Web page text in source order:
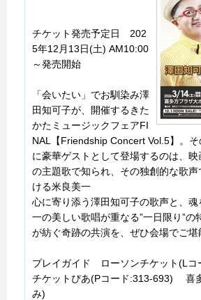
チケット発売予定日 202
5年12月13日(土) AM10:00
～発売開始
「会いたい」でお馴染み澤
田知可子が、開催するきた
かたミュージックフェアFI
NAL【Friendship Concert Vol.5】。
に豪華ゲストとして登場するのは、映
の主題歌で知られ、その独創的な歌
ける米良美一
心に寄り添う澤田知可子の歌声と、
一の美しい歌唱が重なる”一日限り”の
が紡ぐ奇跡の共演を、ぜひ会場でご堪
プレイガイド ローソンチケット(Lコ
チケットぴあ(Pコード:313-693) 喜
み)